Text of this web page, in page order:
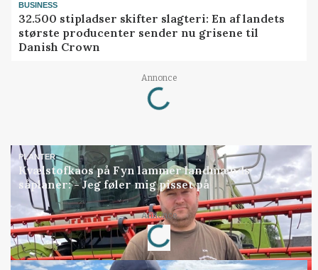
BUSINESS
32.500 stipladser skifter slagteri: En af landets
største producenter sender nu grisene til
Danish Crown
Annonce
Loading...
PLANTER
Kvælstofkaos på Fyn lammer landmænds
såplaner: - Jeg føler mig pisset på
Annonce
Loading...